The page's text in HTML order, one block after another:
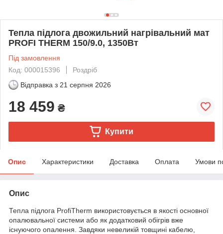
Тепла підлога двожильний нагрівальний мат
PROFI THERM 150/9.0, 1350Вт
Під замовлення
Код: 000015396
Роздріб
Відправка з 21 серпня 2026
18 459 ₴
Купити
Опис Характеристики Доставка Оплата Умови
Опис
Тепла підлога ProfiTherm використовується в якості основної
опалювальної системи або як додатковий обігрів вже
існуючого опалення. Завдяки невеликій товщині кабелю,